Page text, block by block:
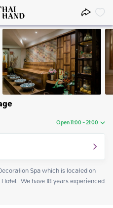
Open 11:00 - 21:00
11:00 - 21:00
11:00 - 21:00
11:00 - 21:00
11:00 - 21:00
11:00 - 21:00
Spa which is located on
We have 18 years experienced